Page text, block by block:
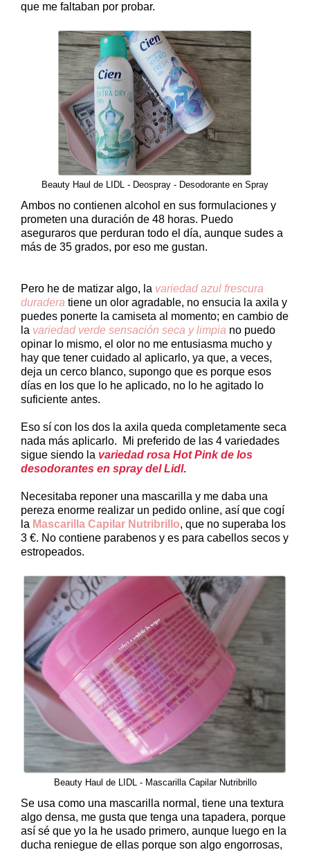
que me faltaban por probar.
Beauty Haul de LIDL - Deospray - Desodorante en Spray
Ambos no contienen alcohol en sus formulaciones y
prometen una duración de 48 horas. Puedo
aseguraros que perduran todo el día, aunque sudes a
más de 35 grados, por eso me gustan.
Pero he de matizar algo, la variedad azul frescura
duradera tiene un olor agradable, no ensucia la axila y
puedes ponerte la camiseta al momento; en cambio de
la variedad verde sensación seca y limpia no puedo
opinar lo mismo, el olor no me entusiasma mucho y
hay que tener cuidado al aplicarlo, ya que, a veces,
deja un cerco blanco, supongo que es porque esos
días en los que lo he aplicado, no lo he agitado lo
suficiente antes.
Eso sí con los dos la axila queda completamente seca
nada más aplicarlo. Mi preferido de las 4 variedades
sigue siendo la variedad rosa Hot Pink de los
desodorantes en spray del Lidl.
Necesitaba reponer una mascarilla y me daba una
pereza enorme realizar un pedido online, así que cogí
la Mascarilla Capilar Nutribrillo, que no superaba los
3 €. No contiene parabenos y es para cabellos secos y
estropeados.
Beauty Haul de LIDL - Mascarilla Capilar Nutribrillo
Se usa como una mascarilla normal, tiene una textura
algo densa, me gusta que tenga una tapadera, porque
así sé que yo la he usado primero, aunque luego en la
ducha reniegue de ellas porque son algo engorrosas,